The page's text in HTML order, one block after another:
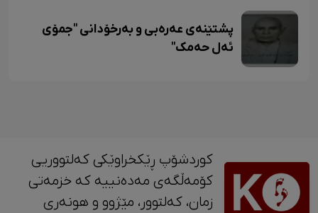
پشتێنەی عەرەبی و بەرخۆدانی "جمۆی
ئەل حەمک"
کوردشۆپ ڕێکخراوێکی کەلتووریی
کۆمەڵگەی مەدەنییە کە خزمەتی
زمان، کەلتوور، مێژوو و ‎هونەری